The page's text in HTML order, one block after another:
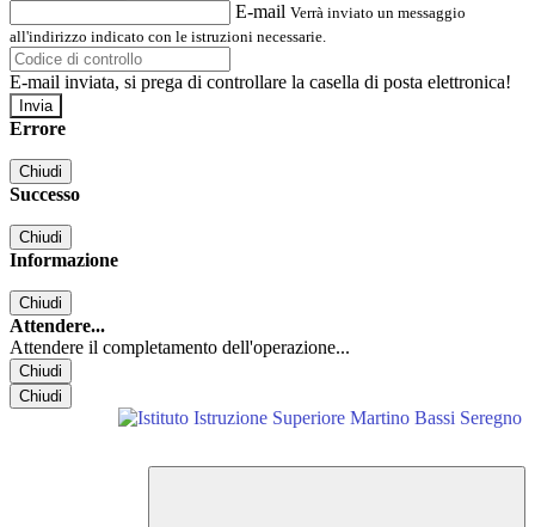
E-mail Verrà inviato un messaggio
all'indirizzo indicato con le istruzioni necessarie.
E-mail inviata, si prega di controllare la casella di posta elettronica!
Errore
Chiudi
Successo
Chiudi
Informazione
Chiudi
Attendere...
Attendere il completamento dell'operazione...
Chiudi
Chiudi